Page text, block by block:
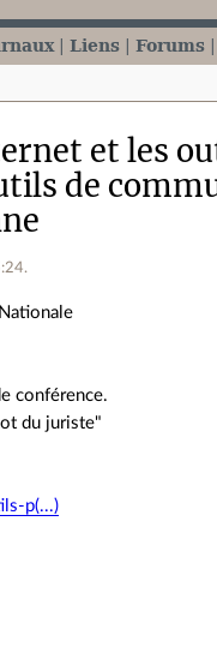
Liens Forums
et les
de
.
conférence.
du juriste"
p(...)